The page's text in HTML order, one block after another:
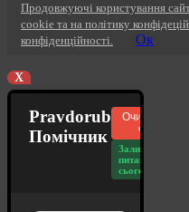
Продовжуючі користування
cookie та на політику
конфіденційності.
Ок
X
Pravdorub
Помічник
Очистити
чат
Залишилось
питань
сьогодні: 20